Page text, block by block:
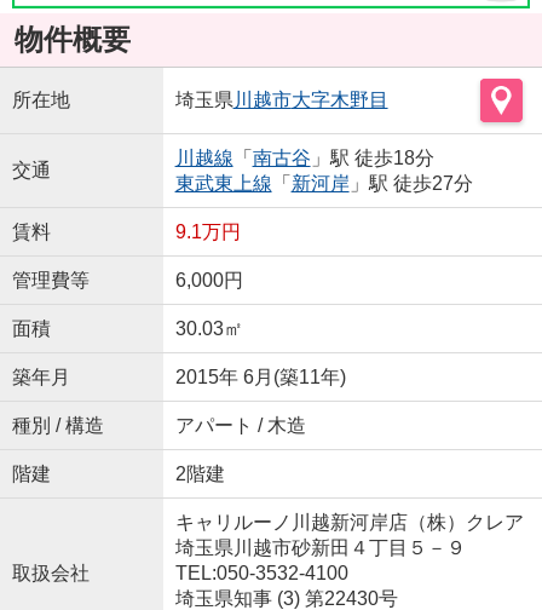
物件概要
所在地 埼玉県 川越市大字木野目
交通
川越線 「 南古谷 」駅 徒歩18分
東武東上線 「 新河岸 」駅 徒歩27分
賃料 9.1万円
管理費等 6,000円
面積 30.03㎡
築年月 2015年 6月(築11年)
種別 / 構造 アパート / 木造
階建 2階建
取扱会社
キャリルーノ川越新河岸店（株）クレア
埼玉県川越市砂新田４丁目５－９
TEL:050-3532-4100
埼玉県知事 (3) 第22430号